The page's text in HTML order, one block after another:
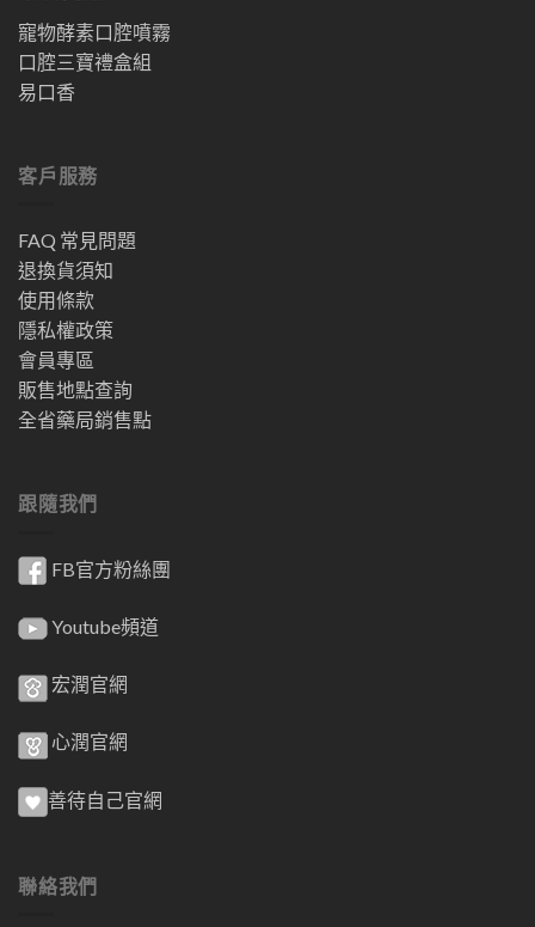
寵物酵素口腔噴霧
口腔三寶禮盒組
易口香
客戶服務
FAQ 常見問題
退換貨須知
使用條款
隱私權政策
會員專區
販售地點查詢
全省藥局銷售點
跟隨我們
FB官方粉絲團
Youtube頻道
宏潤官網
心潤官網
善待自己官網
聯絡我們